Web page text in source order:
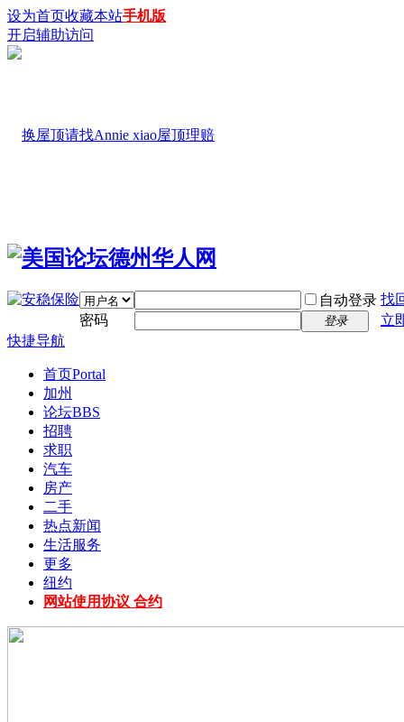
设为首页收藏本站手机版
开启辅助访问
自动登录 找
密码
登录
立
快捷导航
首页Portal
加州
论坛BBS
招聘
求职
汽车
房产
二手
热点新闻
生活服务
更多
纽约
网站使用协议 合约